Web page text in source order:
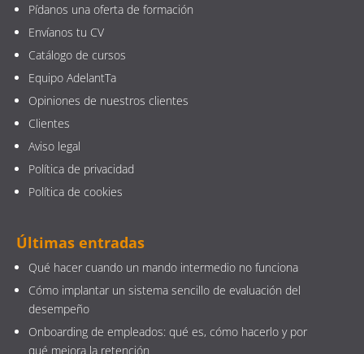
Pídanos una oferta de formación
Envíanos tu CV
Catálogo de cursos
Equipo AdelantTa
Opiniones de nuestros clientes
Clientes
Aviso legal
Política de privacidad
Política de cookies
Últimas entradas
Qué hacer cuando un mando intermedio no funciona
Cómo implantar un sistema sencillo de evaluación del
desempeño
Onboarding de empleados: qué es, cómo hacerlo y por
qué mejora la retención